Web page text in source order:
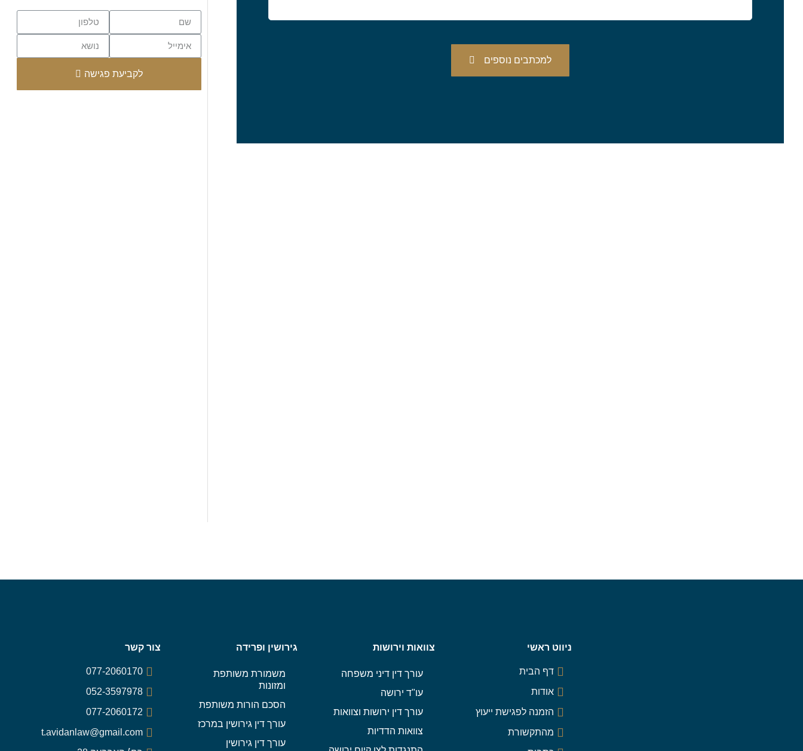
למכתבים נוספים
לקביעת פגישה
ניווט ראשי
דף הבית
אודות
הזמנה לפגישת ייעוץ
מהתקשורת
צוואות וירושות
עורך דין דיני משפחה
עו"ד ירושה
עורך דין ירושות וצוואות
צוואות הדדיות
גירושין ופרידה
משמורת משותפת
ומזונות
הסכם הורות משותפת
עורך דין גירושין במרכז
עורך דין גירושין
צור קשר
077-2060170
052-3597978
077-2060172
t.avidanlaw@gmail.com